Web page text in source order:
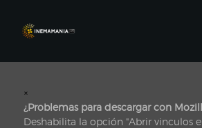
×
¿Problemas para descargar con
Deshabilita la opción "Abrir vinculos